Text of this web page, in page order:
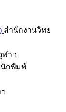
สำนักงานวิทย
ฬาฯ
นักพิมพ์